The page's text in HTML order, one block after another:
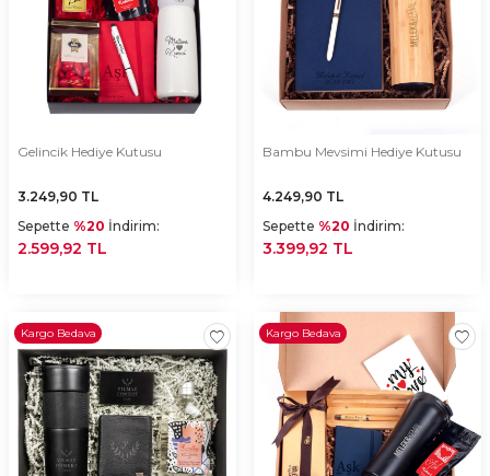
Gelincik Hediye Kutusu
3.249,90 TL
Sepette %20 İndirim:
2.599,92 TL
Bambu Mevsimi Hediye Kutusu
4.249,90 TL
Sepette %20 İndirim:
3.399,92 TL
Kargo Bedava Kargo Bedava